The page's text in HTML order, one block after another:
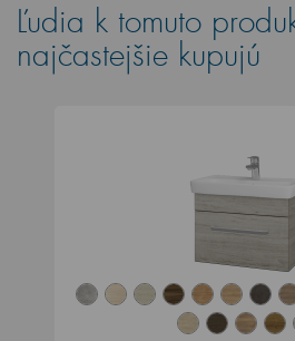
Ľudia k tomuto
najčastejšie kupujú